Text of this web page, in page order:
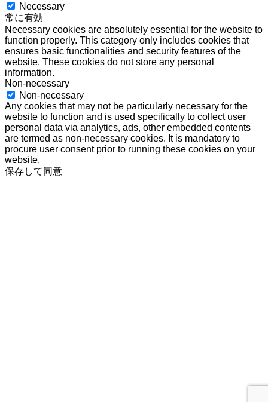
Necessary
常に有効
Necessary cookies are absolutely essential for the website to
function properly. This category only includes cookies that
ensures basic functionalities and security features of the
website. These cookies do not store any personal
information.
Non-necessary
Non-necessary
Any cookies that may not be particularly necessary for the
website to function and is used specifically to collect user
personal data via analytics, ads, other embedded contents
are termed as non-necessary cookies. It is mandatory to
procure user consent prior to running these cookies on your
website.
保存して同意